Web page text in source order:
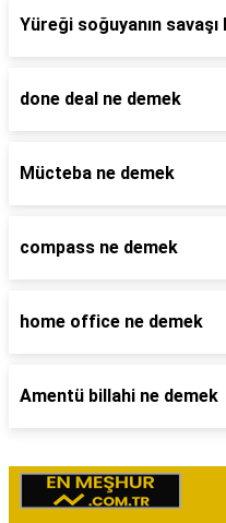
Yüreği soğuyanın
done deal ne demek
Mücteba ne demek
compass ne demek
home office ne demek
Amentü billahi ne demek